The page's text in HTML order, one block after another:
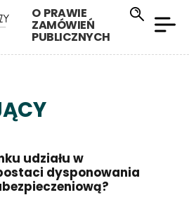
O PRAWIE
ZAMÓWIEŃ
PUBLICZNYCH
udziału w
dysponowania